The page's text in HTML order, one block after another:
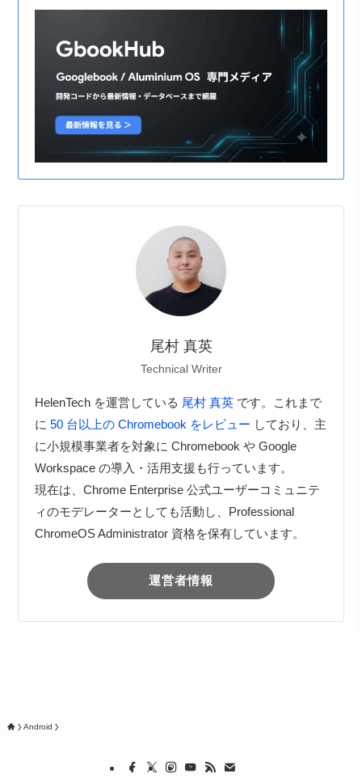
尾村 真英
Technical Writer
HelenTech を運営している 尾村 真英です。これまで
に 50 台以上の Chromebook をレビュー しており、主
に小規模事業者を対象に Chromebook や Google
Workspace の導入・活用支援も行っています。
現在は、Chrome Enterprise 公式ユーザーコミュニテ
ィのモデレーターとしても活動し、Professional
ChromeOS Administrator 資格を保有しています。
運営者情報
Android